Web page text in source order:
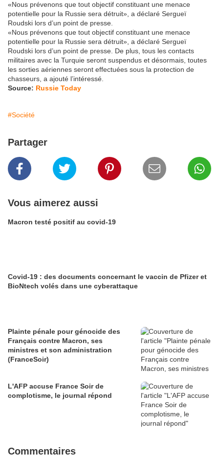
«Nous prévenons que tout objectif constituant une menace
potentielle pour la Russie sera détruit», a déclaré Sergueï
Roudski lors d’un point de presse.
«Nous prévenons que tout objectif constituant une menace
potentielle pour la Russie sera détruit», a déclaré Sergueï
Roudski lors d’un point de presse. De plus, tous les contacts
militaires avec la Turquie seront suspendus et désormais, toutes
les sorties aériennes seront effectuées sous la protection de
chasseurs, a ajouté l’intéressé.
Source: Russie Today
#Société
Partager
Vous aimerez aussi
Macron testé positif au covid-19
Covid-19 : des documents concernant le vaccin de Pfizer et
BioNtech volés dans une cyberattaque
Plainte pénale pour génocide des
Français contre Macron, ses
ministres et son administration
(FranceSoir)
L'AFP accuse France Soir de
complotisme, le journal répond
Commentaires